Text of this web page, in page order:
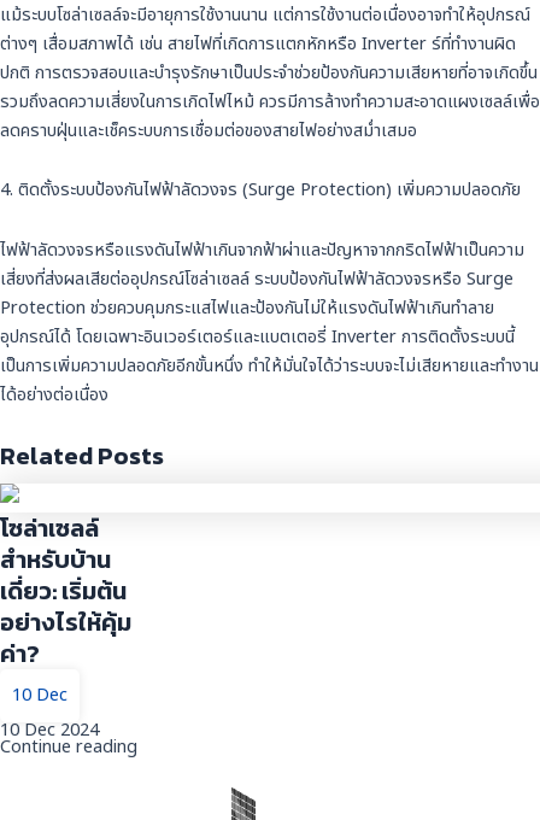
แม้ระบบโซล่าเซลล์จะมีอายุการใช้งานนาน แต่การใช้งานต่อเนื่องอาจทำให้อุปกรณ์
ต่างๆ เสื่อมสภาพได้ เช่น สายไฟที่เกิดการแตกหักหรือ Inverter ร์ที่ทำงานผิด
ปกติ การตรวจสอบและบำรุงรักษาเป็นประจำช่วยป้องกันความเสียหายที่อาจเกิดขึ้น
รวมถึงลดความเสี่ยงในการเกิดไฟไหม้ ควรมีการล้างทำความสะอาดแผงเซลล์เพื่อ
ลดคราบฝุ่นและเช็คระบบการเชื่อมต่อของสายไฟอย่างสม่ำเสมอ
4. ติดตั้งระบบป้องกันไฟฟ้าลัดวงจร (Surge Protection) เพิ่มความปลอดภัย
ไฟฟ้าลัดวงจรหรือแรงดันไฟฟ้าเกินจากฟ้าผ่าและปัญหาจากกริดไฟฟ้าเป็นความ
เสี่ยงที่ส่งผลเสียต่ออุปกรณ์โซล่าเซลล์ ระบบป้องกันไฟฟ้าลัดวงจรหรือ Surge
Protection ช่วยควบคุมกระแสไฟและป้องกันไม่ให้แรงดันไฟฟ้าเกินทำลาย
อุปกรณ์ได้ โดยเฉพาะอินเวอร์เตอร์และแบตเตอรี่ Inverter การติดตั้งระบบนี้
เป็นการเพิ่มความปลอดภัยอีกขั้นหนึ่ง ทำให้มั่นใจได้ว่าระบบจะไม่เสียหายและทำงาน
ได้อย่างต่อเนื่อง
Related Posts
โซล่าเซลล์
สำหรับบ้าน
เดี่ยว: เริ่มต้น
อย่างไรให้คุ้ม
ค่า?
10 Dec
10 Dec 2024
Continue reading